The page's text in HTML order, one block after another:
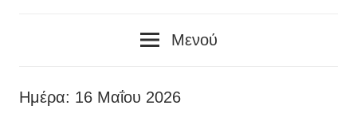
"δεύτερο"Μενού
Ημέρα: 16 Μαΐου 2026